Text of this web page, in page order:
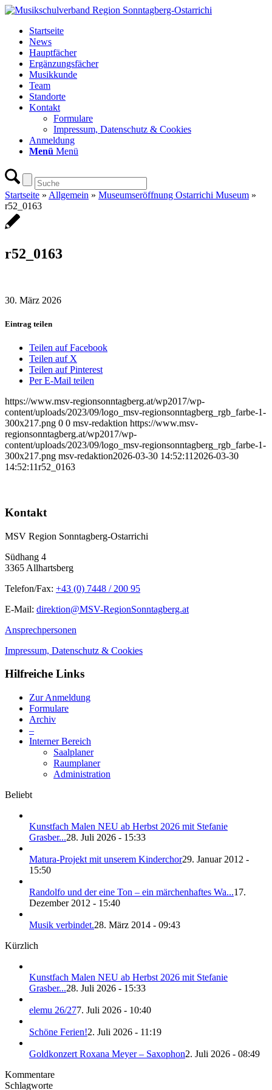
Startseite
News
Hauptfächer
Ergänzungsfächer
Musikkunde
Team
Standorte
Kontakt
Formulare
Impressum, Datenschutz & Cookies
Anmeldung
Menü Menü
Startseite » Allgemein » Museumseröffnung Ostarrichi Museum »
r52_0163
r52_0163
30. März 2026
Eintrag teilen
Teilen auf Facebook
Teilen auf X
Teilen auf Pinterest
Per E-Mail teilen
https://www.msv-regionsonntagberg.at/wp2017/wp-
content/uploads/2023/09/logo_msv-regionsonntagberg_rgb_farbe-1-
300x217.png 0 0 msv-redaktion https://www.msv-
regionsonntagberg.at/wp2017/wp-
content/uploads/2023/09/logo_msv-regionsonntagberg_rgb_farbe-1-
300x217.png msv-redaktion2026-03-30 14:52:11 2026-03-30
14:52:11r52_0163
Kontakt
MSV Region Sonntagberg-Ostarrichi
Südhang 4
3365 Allhartsberg
Telefon/Fax: +43 (0) 7448 / 200 95
E-Mail: direktion@MSV-RegionSonntagberg.at
Ansprechpersonen
Impressum, Datenschutz & Cookies
Hilfreiche Links
Zur Anmeldung
Formulare
Archiv
–
Interner Bereich
Saalplaner
Raumplaner
Administration
Beliebt
Kunstfach Malen NEU ab Herbst 2026 mit Stefanie
Grasber...28. Juli 2026 - 15:33
Matura-Projekt mit unserem Kinderchor29. Januar 2012 -
15:50
Randolfo und der eine Ton – ein märchenhaftes Wa...17.
Dezember 2012 - 15:40
Musik verbindet.28. März 2014 - 09:43
Kürzlich
Kunstfach Malen NEU ab Herbst 2026 mit Stefanie
Grasber...28. Juli 2026 - 15:33
elemu 26/277. Juli 2026 - 10:40
Schöne Ferien!2. Juli 2026 - 11:19
Goldkonzert Roxana Meyer – Saxophon2. Juli 2026 - 08:49
Kommentare
Schlagworte